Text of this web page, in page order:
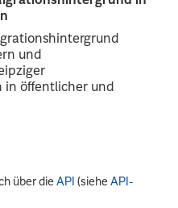
und
in öffentlicher und
über dieAPI (sieheAPI-